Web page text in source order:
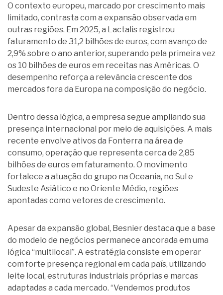
O contexto europeu, marcado por crescimento mais
limitado, contrasta com a expansão observada em
outras regiões. Em 2025, a Lactalis registrou
faturamento de 31,2 bilhões de euros, com avanço de
2,9% sobre o ano anterior, superando pela primeira vez
os 10 bilhões de euros em receitas nas Américas. O
desempenho reforça a relevância crescente dos
mercados fora da Europa na composição do negócio.
Dentro dessa lógica, a empresa segue ampliando sua
presença internacional por meio de aquisições. A mais
recente envolve ativos da Fonterra na área de
consumo, operação que representa cerca de 2,85
bilhões de euros em faturamento. O movimento
fortalece a atuação do grupo na Oceania, no Sul e
Sudeste Asiático e no Oriente Médio, regiões
apontadas como vetores de crescimento.
Apesar da expansão global, Besnier destaca que a base
do modelo de negócios permanece ancorada em uma
lógica “multilocal”. A estratégia consiste em operar
com forte presença regional em cada país, utilizando
leite local, estruturas industriais próprias e marcas
adaptadas a cada mercado. “Vendemos produtos